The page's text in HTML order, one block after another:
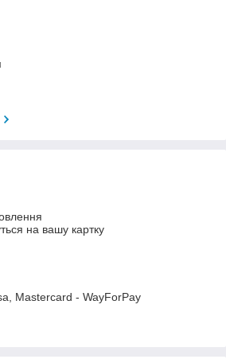
на вашу картку
Mastercard - WayForPay